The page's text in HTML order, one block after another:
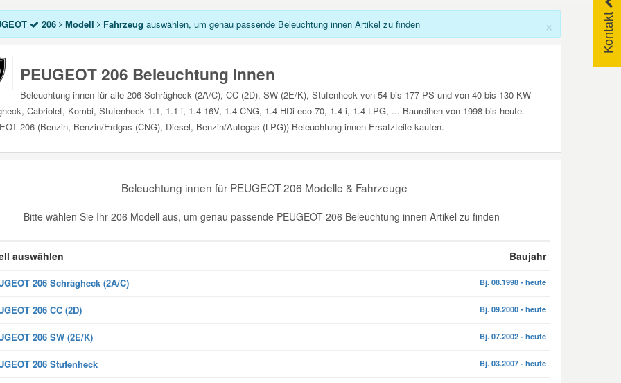
Kontakt
×
206 Modell Fahrzeug auswählen, um genau passende Beleuchtung innen Artikel zu finden
PEUGEOT 206 Beleuchtung innen
Beleuchtung innen für alle 206 Schrägheck (2A/C), CC (2D), SW (2E/K), Stufenheck von 54 bis 177 PS und von 40 bis 130 KW
Cabriolet, Kombi, Stufenheck 1.1, 1.1 i, 1.4 16V, 1.4 CNG, 1.4 HDi eco 70, 1.4 i, 1.4 LPG, ... Baureihen von 1998 bis heute.
206 (Benzin, Benzin/Erdgas (CNG), Diesel, Benzin/Autogas (LPG)) Beleuchtung innen Ersatzteile kaufen.
Beleuchtung innen für PEUGEOT 206 Modelle & Fahrzeuge
Bitte wählen Sie Ihr 206 Modell aus, um genau passende PEUGEOT 206 Beleuchtung innen Artikel zu finden
auswählen Baujahr
206 Schrägheck (2A/C) Bj. 08.1998 - heute
206 CC (2D) Bj. 09.2000 - heute
206 SW (2E/K) Bj. 07.2002 - heute
206 Stufenheck Bj. 03.2007 - heute